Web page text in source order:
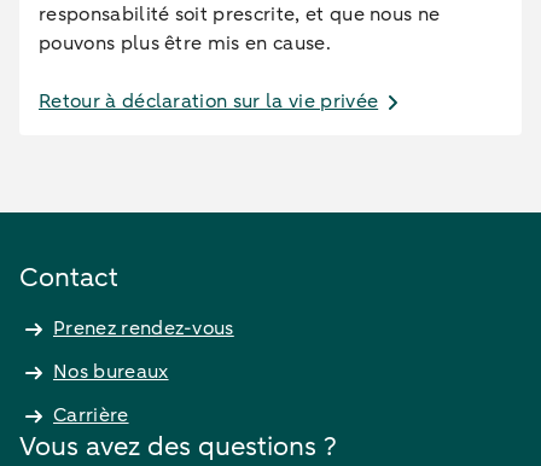
responsabilité soit prescrite, et que nous ne
pouvons plus être mis en cause.
Retour à déclaration sur la vie privée
Contact
Prenez rendez-vous
Nos bureaux
Carrière
Vous avez des questions ?